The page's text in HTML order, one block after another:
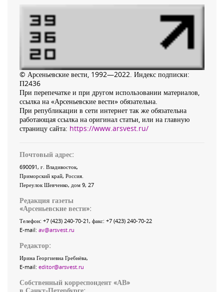
© Арсеньевские вести, 1992—2022. Индекс подписки:
П2436
При перепечатке и при другом использовании материалов,
ссылка на «Арсеньевские вести» обязательна.
При републикации в сети интернет так же обязательна
работающая ссылка на оригинал статьи, или на главную
страницу сайта: https://www.arsvest.ru/
Почтовый адрес:
690091, г. Владивосток,
Приморский край, Россия
Переулок Шевченко, дом 9, 27
Редакция газеты
«Арсеньевские вести»:
Телефон: +7 (423) 240-70-21, факс: +7 (423) 240-70-22
E-mail: av@arsvest.ru
Редактор:
Ирина Георгиевна Гребнёва,
E-mail: editor@arsvest.ru
Собственный корреспондент «АВ»